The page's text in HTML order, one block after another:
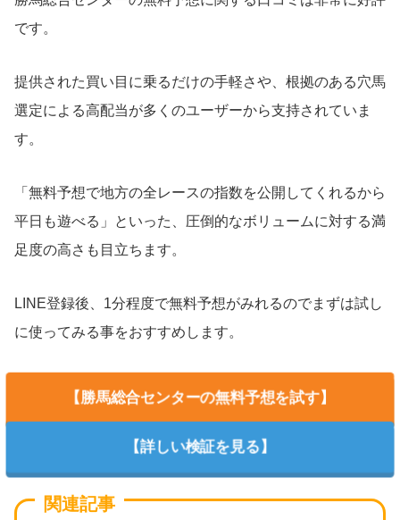
です。
提供された買い目に乗るだけの手軽さや、根拠のある穴馬
選定による高配当が多くのユーザーから支持されていま
す。
「無料予想で地方の全レースの指数を公開してくれるから
平日も遊べる」といった、圧倒的なボリュームに対する満
足度の高さも目立ちます。
LINE登録後、1分程度で無料予想がみれるのでまずは試し
に使ってみる事をおすすめします。
【勝馬総合センターの無料予想を試す】
【詳しい検証を見る】